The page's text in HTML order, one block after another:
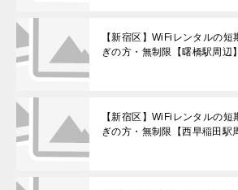
【新宿区】WiFiレンタルの
ぎの方・無制限【曙橋駅周辺】
【新宿区】WiFiレンタルの
ぎの方・無制限【西早稲田駅